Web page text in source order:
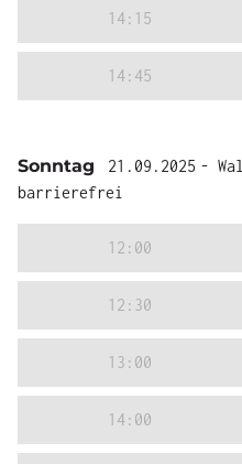
14:15
14:45
Sonntag 21.09.2025 -
barrierefrei
12:00
12:30
13:00
14:00